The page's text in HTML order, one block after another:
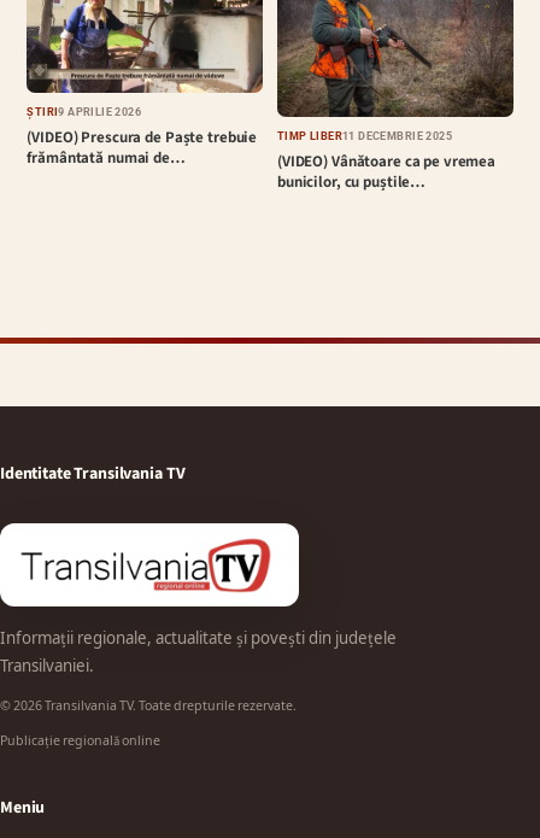
ȘTIRI9 APRILIE 2026
(VIDEO) Prescura de Paște trebuie
frământată numai de…
TIMP LIBER11 DECEMBRIE 2025
(VIDEO) Vânătoare ca pe vremea
bunicilor, cu puștile…
Identitate Transilvania TV
Informații regionale, actualitate și povești din județele
Transilvaniei.
© 2026 Transilvania TV. Toate drepturile rezervate.
Publicație regională online
Meniu